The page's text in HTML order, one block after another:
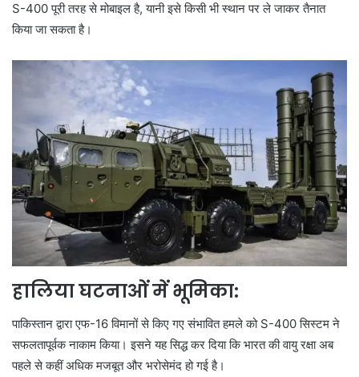
S-400 पूरी तरह से मोबाइल है, यानी इसे किसी भी स्थान पर ले जाकर तैनात
किया जा सकता है।
हालिया घटनाओं में भूमिका:
पाकिस्तान द्वारा एफ-16 विमानों से किए गए संभावित हमले को S-400 सिस्टम ने
सफलतापूर्वक नाकाम किया। इसने यह सिद्ध कर दिया कि भारत की वायु रक्षा अब
पहले से कहीं अधिक मजबूत और भरोसेमंद हो गई है।